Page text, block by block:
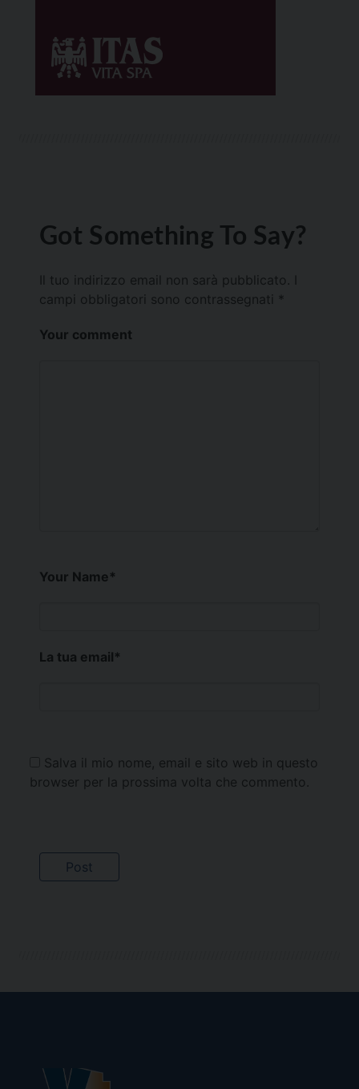
Got Something To Say?
Il tuo indirizzo email non sarà pubblicato.
campi obbligatori sono contrassegnati *
Your comment
Your Name*
La tua email*
Salva il mio nome, email e sito web in questo
browser per la prossima volta che commento.